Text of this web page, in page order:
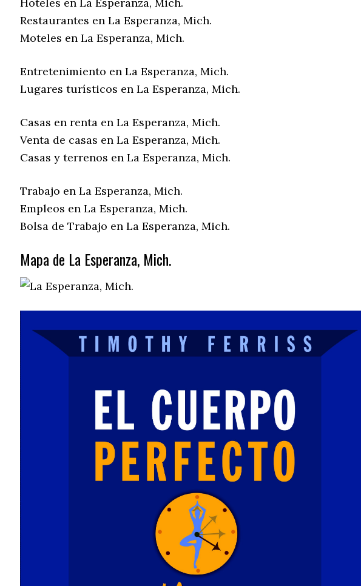
Restaurantes en La Esperanza, Mich.
Moteles en La Esperanza, Mich.
Entretenimiento en La Esperanza, Mich.
Lugares turísticos en La Esperanza, Mich.
Casas en renta en La Esperanza, Mich.
Venta de casas en La Esperanza, Mich.
Casas y terrenos en La Esperanza, Mich.
Trabajo en La Esperanza, Mich.
Empleos en La Esperanza, Mich.
Bolsa de Trabajo en La Esperanza, Mich.
Mapa de La Esperanza, Mich.